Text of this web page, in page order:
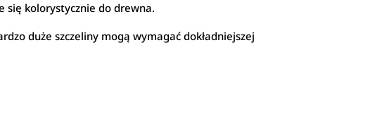
się kolorystycznie do drewna.
duże szczeliny mogą wymagać dokładniejszej